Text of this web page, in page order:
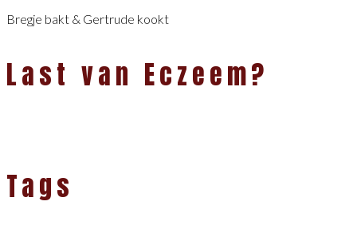
Bregje bakt & Gertrude kookt
Last van Eczeem?
Tags